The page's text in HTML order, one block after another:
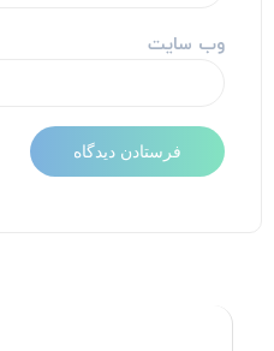
وب‌ سایت